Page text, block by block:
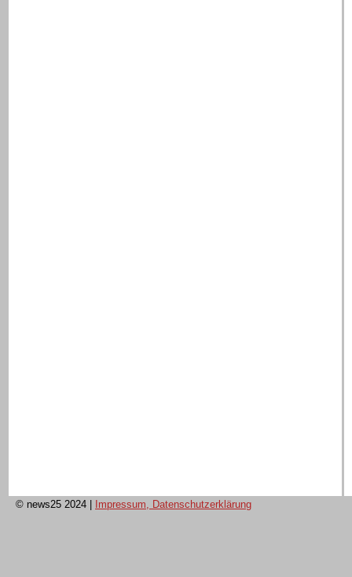
© news25 2024 Impressum, Datenschutzerklärung